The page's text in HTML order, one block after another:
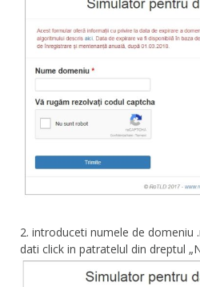
2. introduceti numele de domeniu
dati click in patratelul din dreptul